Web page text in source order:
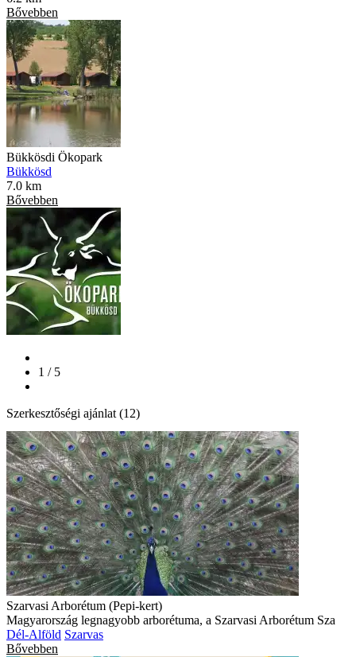
Bővebben
Bükkösdi Ökopark
Bükkösd
7.0 km
Bővebben
1 / 5
Szerkesztőségi ajánlat (12)
Szarvasi Arborétum (Pepi-kert)
Magyarország legnagyobb arborétuma, a Szarvasi Arborétum Sza
Dél-Alföld Szarvas
Bővebben